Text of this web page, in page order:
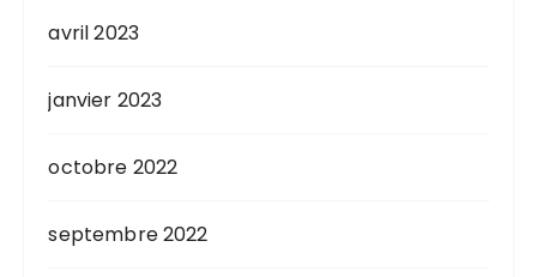
avril 2023
janvier 2023
octobre 2022
septembre 2022